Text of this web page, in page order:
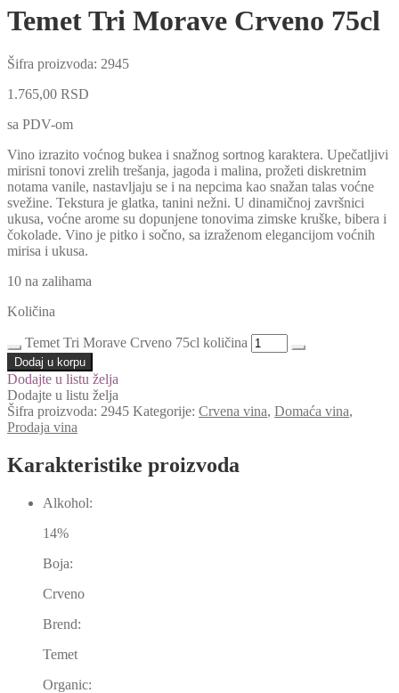
Temet Tri Morave Crveno 75cl
Šifra proizvoda: 2945
1.765,00 RSD
sa PDV-om
Vino izrazito voćnog bukea i snažnog sortnog karaktera. Upečatljivi
mirisni tonovi zrelih trešanja, jagoda i malina, prožeti diskretnim
notama vanile, nastavljaju se i na nepcima kao snažan talas voćne
svežine. Tekstura je glatka, tanini nežni. U dinamičnoj završnici
ukusa, voćne arome su dopunjene tonovima zimske kruške, bibera i
čokolade. Vino je pitko i sočno, sa izraženom elegancijom voćnih
mirisa i ukusa.
10 na zalihama
Količina
Temet Tri Morave Crveno 75cl količina
Dodaj u korpu
Dodajte u listu želja
Dodajte u listu želja
Šifra proizvoda: 2945 Kategorije: Crvena vina, Domaća vina,
Prodaja vina
Karakteristike proizvoda
Alkohol:
14%
Boja:
Crveno
Brend:
Temet
Organic: